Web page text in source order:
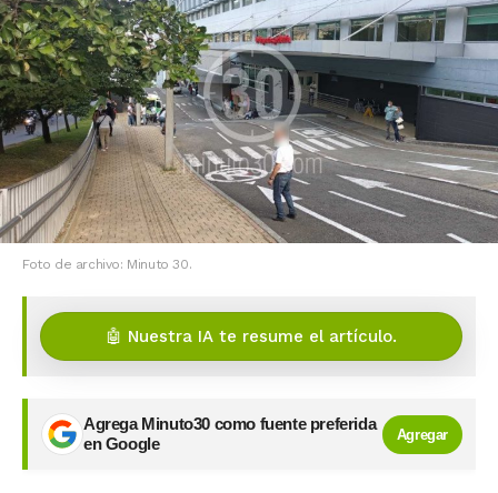
Foto de archivo: Minuto 30.
🤖 Nuestra IA te resume el artículo.
Agrega Minuto30 como fuente preferida
en Google
Agregar